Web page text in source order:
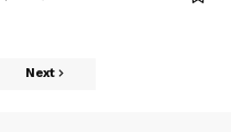
Next